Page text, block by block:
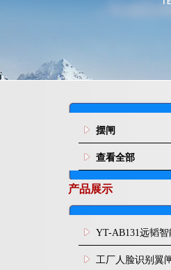
摆闸
查看全部
产品展示
YT-AB131远韬智
闸机双通道互锁
工厂人脸识别翼